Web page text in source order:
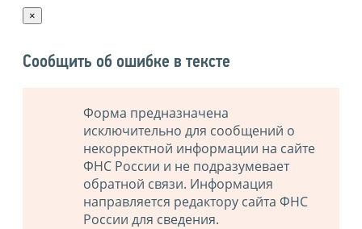
×
Сообщить об ошибке в тексте
Форма предназначена
исключительно для сообщений о
некорректной информации на сайте
ФНС России и не подразумевает
обратной связи. Информация
направляется редактору сайта ФНС
России для сведения.